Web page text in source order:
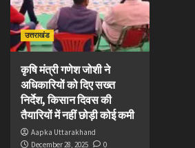
उत्तराखंड
कृषि मंत्री गणेश जोशी ने
अधिकारियों को दिए सख्त
निर्देश, किसान दिवस की
तैयारियों में नहीं छोड़ी कोई कमी
Aapka Uttarakhand
December 28, 2025
0